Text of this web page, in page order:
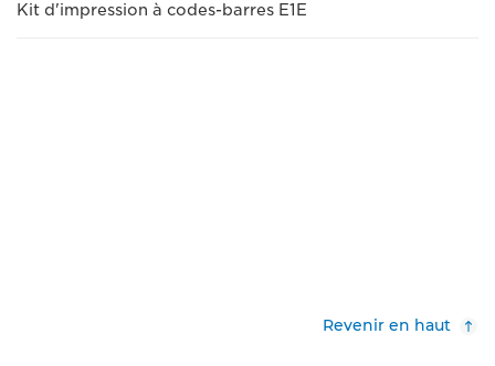
Kit d'impression à codes-barres E1E
Revenir en haut